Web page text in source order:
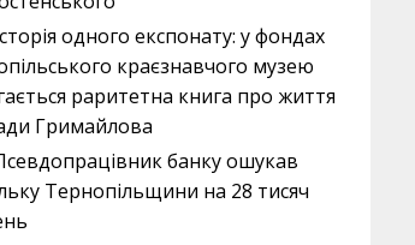
одного експонату: у фондах
краєзнавчого музею
раритетна книга про життя
Гримайлова
банку ошукав
Тернопільщини на 28 тисяч